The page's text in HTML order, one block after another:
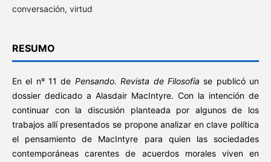
conversación, virtud
RESUMO
En el nº 11 de Pensando. Revista de Filosofía se publicó un
dossier dedicado a Alasdair MacIntyre. Con la intención de
continuar con la discusión planteada por algunos de los
trabajos allí presentados se propone analizar en clave política
el pensamiento de MacIntyre para quien las sociedades
contemporáneas carentes de acuerdos morales viven en